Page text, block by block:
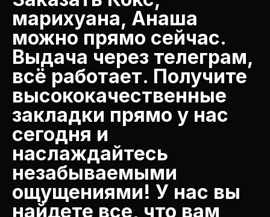
марихуана, Анаша
можно прямо сейчас.
Выдача через телеграм,
всё работает. Получите
высококачественные
закладки прямо у нас
сегодня и
наслаждайтесь
незабываемыми
ощущениями! У нас вы
найдете все, что вам